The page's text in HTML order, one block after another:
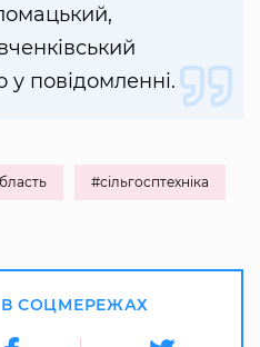
повідомленні.
#сільгосптехніка
СОЦМЕРЕЖАХ